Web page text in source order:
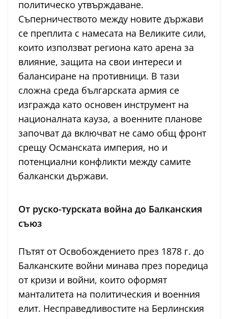
политическо утвърждаване.
Съперничеството между новите държави
се преплита с намесата на Великите сили,
които използват региона като арена за
влияние, защита на свои интереси и
балансиране на противници. В тази
сложна среда българската армия се
изгражда като основен инструмент на
националната кауза, а военните планове
започват да включват не само общ фронт
срещу Османската империя, но и
потенциални конфликти между самите
балкански държави.
От руско-турската война до Балканския
съюз
Пътят от Освобождението през 1878 г. до
Балканските войни минава през поредица
от кризи и войни, които оформят
манталитета на политическия и военния
елит. Несправедливостите на Берлинския